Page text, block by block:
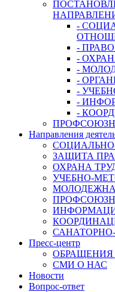
-
-
-
-
-
-
-
-
Направления
ЗАЩИТА
ОХРАНА
УЧЕБНО-
Пресс-центр
СМИ О НАС
Новости
Вопрос-ответ